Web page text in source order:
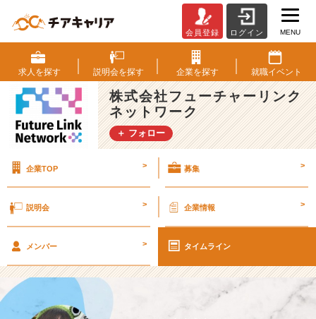
6
卒
内
定
者
イ
ン
ュ
島
ク
会員登録 ログイン MENU
求人を探す 説明会を探す 企業を探す 就職イベント
株式会社フューチャーリンク
ネットワーク
＋ フォロー
企業TOP > 募集 >
説明会 > 企業情報 >
メンバー > タイムライン